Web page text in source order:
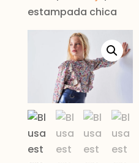
estampada chica